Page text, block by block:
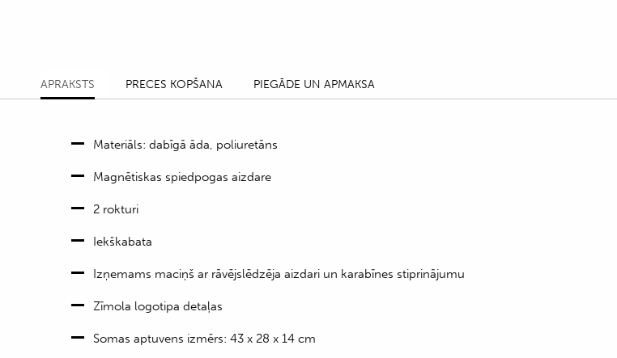
APRAKSTS PRECES KOPŠANA PIEGĀDE UN APMAKSA
Materiāls: dabīgā āda, poliuretāns
Magnētiskas spiedpogas aizdare
2 rokturi
Iekškabata
Izņemams maciņš ar rāvējslēdzēja aizdari un karabīnes stiprinājumu
Zīmola logotipa detaļas
Somas aptuvens izmērs: 43 x 28 x 14 cm